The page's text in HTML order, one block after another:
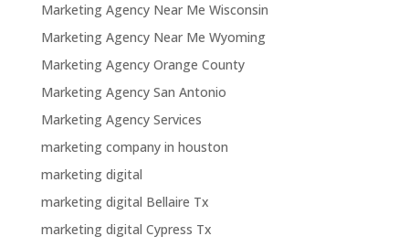
Marketing Agency Near Me Wisconsin
Marketing Agency Near Me Wyoming
Marketing Agency Orange County
Marketing Agency San Antonio
Marketing Agency Services
marketing company in houston
marketing digital
marketing digital Bellaire Tx
marketing digital Cypress Tx